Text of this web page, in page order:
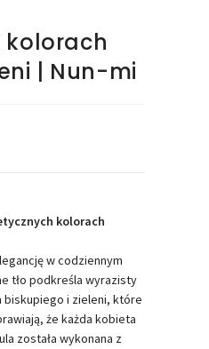
kolorach
| Nun-mi
kolorach
w codziennym
tło podkreśla wyrazisty
biskupiego i zieleni, które
że każda kobieta
została wykonana z